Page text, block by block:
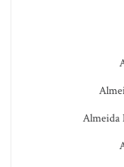
Almeida